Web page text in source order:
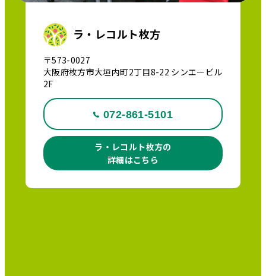
ラ・レコルト枚方
〒573-0027
大阪府枚方市大垣内町2丁目8-22 シンエービル
2F
072-861-5101
ラ・レコルト枚方の
詳細はこちら